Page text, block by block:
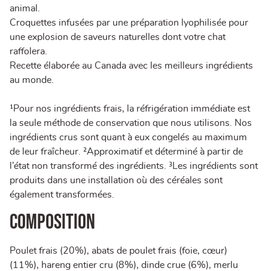
animal.
Croquettes infusées par une préparation lyophilisée pour
une explosion de saveurs naturelles dont votre chat
raffolera.
Recette élaborée au Canada avec les meilleurs ingrédients
au monde.
¹Pour nos ingrédients frais, la réfrigération immédiate est
la seule méthode de conservation que nous utilisons. Nos
ingrédients crus sont quant à eux congelés au maximum
de leur fraîcheur. ²Approximatif et déterminé à partir de
l’état non transformé des ingrédients. ³Les ingrédients sont
produits dans une installation où des céréales sont
également transformées.
Composition
Poulet frais (20%), abats de poulet frais (foie, cœur)
(11%), hareng entier cru (8%), dinde crue (6%), merlu